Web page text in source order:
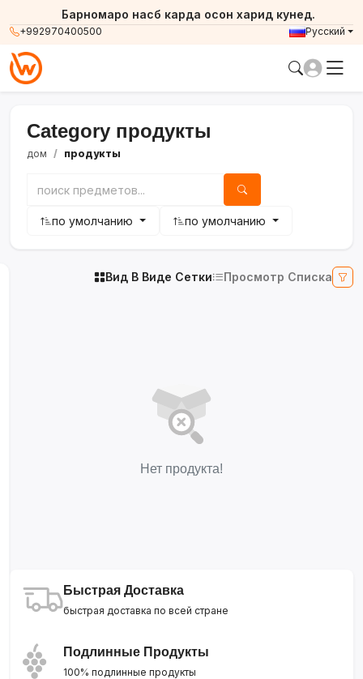
+992970400500
Барномаро насб карда осон харид кунед.
Русский
Category продукты
дом продукты
по умолчанию по умолчанию
Вид В Виде Сетки Просмотр Списка
Нет продукта!
Быстрая Доставка
быстрая доставка по всей стране
Подлинные Продукты
100% подлинные продукты